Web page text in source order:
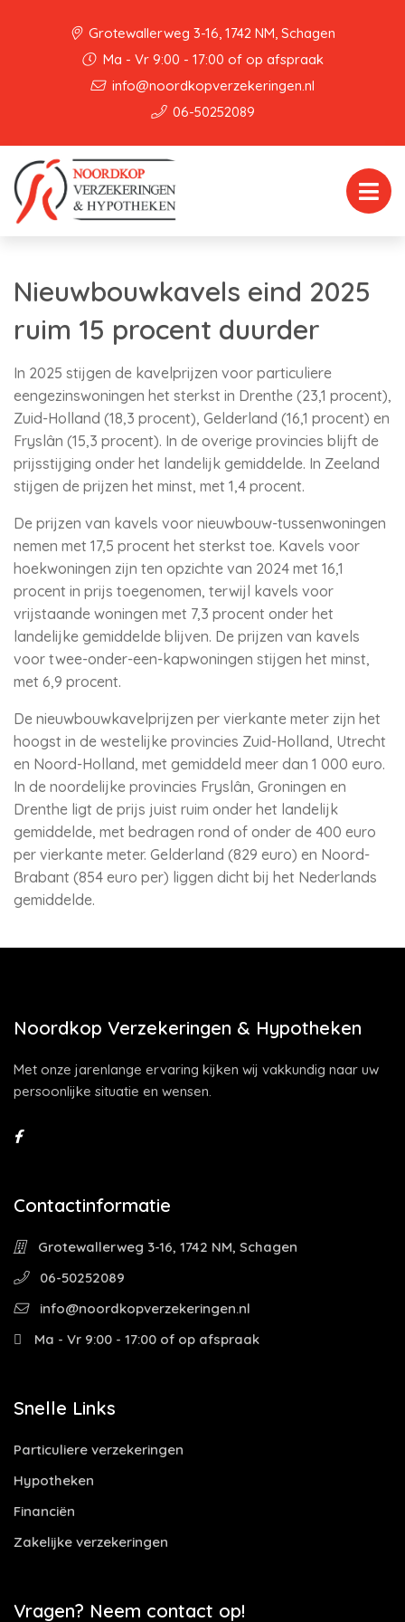
Grotewallerweg 3-16, 1742 NM, Schagen
Ma - Vr 9:00 - 17:00 of op afspraak
info@noordkopverzekeringen.nl
06-50252089
Nieuwbouwkavels eind 2025
ruim 15 procent duurder
In 2025 stijgen de kavelprijzen voor particuliere
eengezinswoningen het sterkst in Drenthe (23,1 procent),
Zuid-Holland (18,3 procent), Gelderland (16,1 procent) en
Fryslân (15,3 procent). In de overige provincies blijft de
prijsstijging onder het landelijk gemiddelde. In Zeeland
stijgen de prijzen het minst, met 1,4 procent.
De prijzen van kavels voor nieuwbouw-tussenwoningen
nemen met 17,5 procent het sterkst toe. Kavels voor
hoekwoningen zijn ten opzichte van 2024 met 16,1
procent in prijs toegenomen, terwijl kavels voor
vrijstaande woningen met 7,3 procent onder het
landelijke gemiddelde blijven. De prijzen van kavels
voor twee-onder-een-kapwoningen stijgen het minst,
met 6,9 procent.
De nieuwbouwkavelprijzen per vierkante meter zijn het
hoogst in de westelijke provincies Zuid-Holland, Utrecht
en Noord-Holland, met gemiddeld meer dan 1 000 euro.
In de noordelijke provincies Fryslân, Groningen en
Drenthe ligt de prijs juist ruim onder het landelijk
gemiddelde, met bedragen rond of onder de 400 euro
per vierkante meter. Gelderland (829 euro) en Noord-
Brabant (854 euro per) liggen dicht bij het Nederlands
gemiddelde.
Noordkop Verzekeringen & Hypotheken
Met onze jarenlange ervaring kijken wij vakkundig naar uw
persoonlijke situatie en wensen.
Contactinformatie
Grotewallerweg 3-16, 1742 NM, Schagen
06-50252089
info@noordkopverzekeringen.nl
Ma - Vr 9:00 - 17:00 of op afspraak
Snelle Links
Particuliere verzekeringen
Hypotheken
Financiën
Zakelijke verzekeringen
Vragen? Neem contact op!